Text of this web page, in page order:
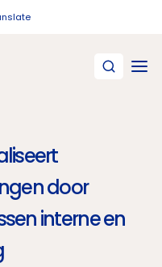
door
interne en